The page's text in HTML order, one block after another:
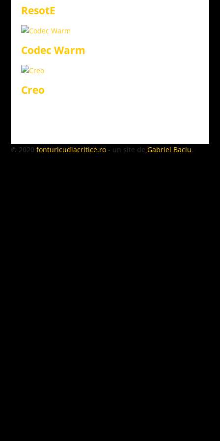
ResotE
Codec Warm
Creo
© 2020fonturicudiacritice.ro - un site deGabriel Baciu.